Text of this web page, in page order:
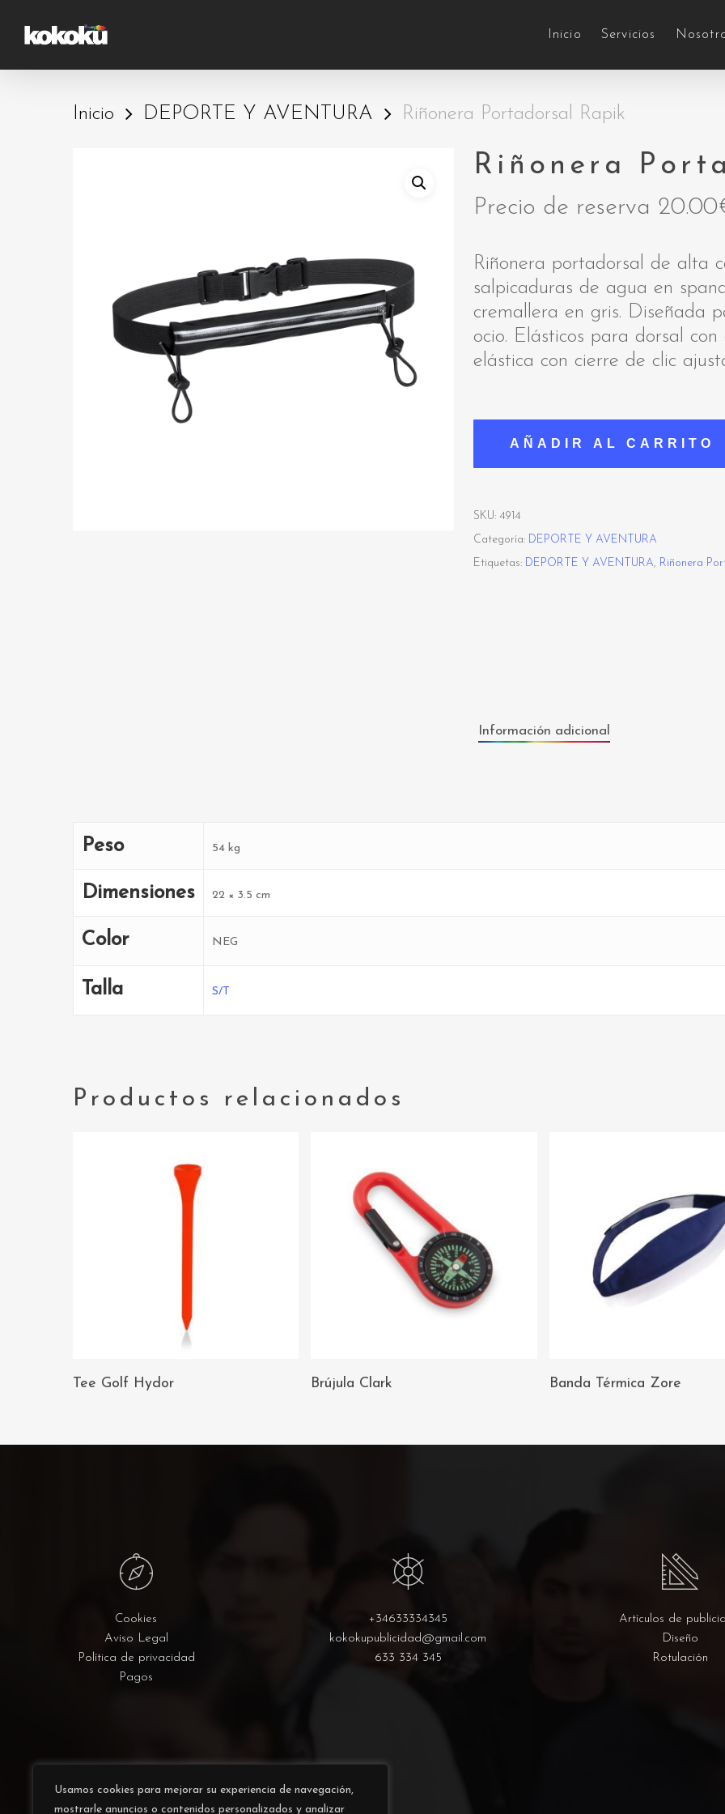
Usamos cookies para mejorar su experiencia de navegación,
mostrarle anuncios o contenidos personalizados y analizar
Inicio Servicios
Inicio DEPORTE Y AVENTURA Riñonera Portadorsal Rapik
Riñonera
Precio de reserva 20.00
Riñonera portadorsal de alta
salpicaduras de agua en
cremallera en gris. Diseñada
ocio. Elásticos para dorsal
elástica con cierre de clic
AÑADIR AL CARRITO
SKU: 4914
Categoría: DEPORTE Y AVENTURA
Etiquetas: DEPORTE Y AVENTURA, Riñonera
Información adicional
Peso 54 kg
Dimensiones 22 × 3.5 cm
Color NEG
Talla S/T
Productos relacionados
AÑADIR AL
CARRITO
Tee Golf Hydor
AÑADIR AL
Brújula Clark
AÑADIR AL
Banda Térmica Zore
Cookies
Aviso Legal
Política de privacidad
Pagos
+34633334345
kokokupublicidad@gmail.com
633 334 345
Artículos de
Diseño
Rotulación